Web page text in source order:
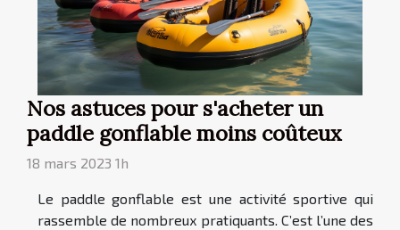
Nos astuces pour s'acheter un
paddle gonflable moins coûteux
18 mars 2023 1h
Le paddle gonflable est une activité sportive qui
rassemble de nombreux pratiquants. C’est l’une des